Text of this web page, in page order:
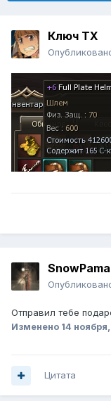
Ключ ТХ
Отправил тебе
Изменено 14
Цитата